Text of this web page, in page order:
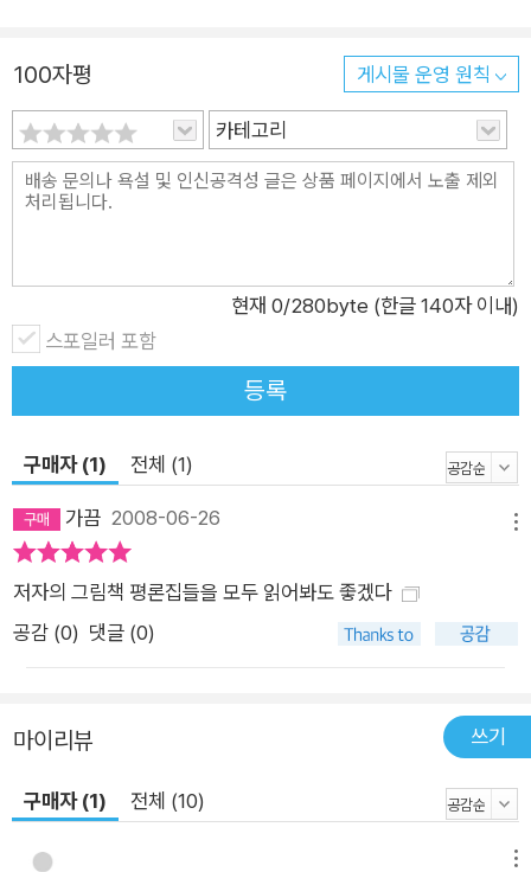
100자평 게시물 운영 원칙
카테고리
현재 0/280byte (한글 140자 이내)
스포일러 포함
등록
구매자 (1) 전체 (1)
가끔 2008-06-26
저자의 그림책 평론집들을 모두 읽어봐도 좋겠다
공감 (0) 댓글 (0)
마이리뷰 쓰기
구매자 (1) 전체 (10)